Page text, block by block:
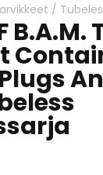
/
B.A.M.